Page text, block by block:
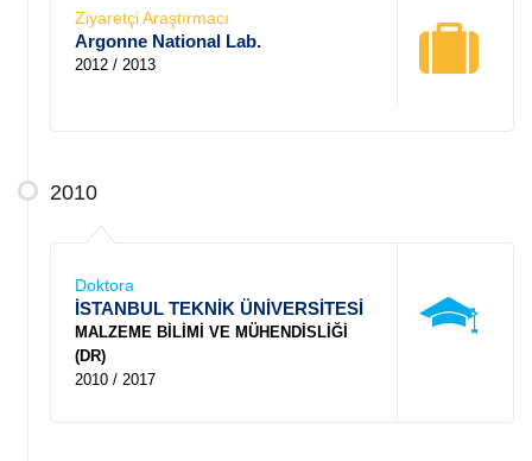
Ziyaretçi Araştırmacı
Argonne National Lab.
2012 / 2013
2010
Doktora
İSTANBUL TEKNİK ÜNİVERSİTESİ
MALZEME BİLİMİ VE MÜHENDİSLİĞİ
(DR)
2010 / 2017